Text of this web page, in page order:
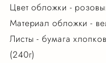
Цвет обложки -
Материал обложки -
Листы - бумага
(240г)